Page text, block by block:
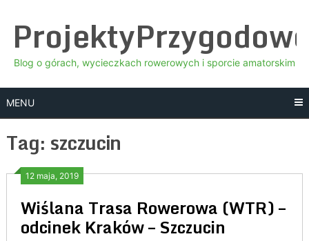
content
Blog o górach, wycieczkach rowerowych i sporcie amatorskim
MENU
Tag: szczucin
12 maja, 2019
Wiślana Trasa Rowerowa (WTR) –
odcinek Kraków – Szczucin